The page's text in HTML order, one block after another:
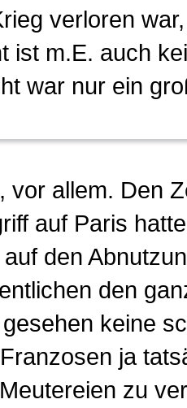
verloren
ist m.E. auch
war nur ein
vor allem. Den
auf Paris
den
den
keine
ja
zu